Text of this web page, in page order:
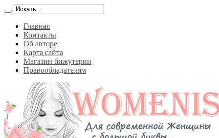
Главная
Контакты
Об авторе
Карта сайта
Магазин бижутерии
Правообладателям